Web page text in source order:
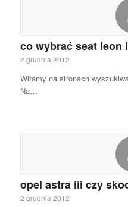
co wybrać seat leon
2 grudnia 2012
Witamy na stronach
Na…
opel astra iii czy
2 grudnia 2012